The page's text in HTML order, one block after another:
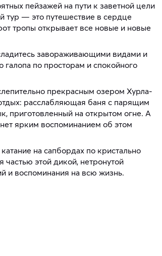
пейзажей на пути к заветной цели
тур — это путешествие в сердце
тропы открывает все новые и новые
завораживающими видами и
по просторам и спокойного
прекрасным озером Хурла-
расслабляющая баня с парящим
приготовленный на открытом огне. А
ярким воспоминанием об этом
на сапбордах по кристально
этой дикой, нетронутой
и воспоминания на всю жизнь.